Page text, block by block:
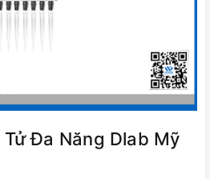
Đa Năng Dlab Mỹ